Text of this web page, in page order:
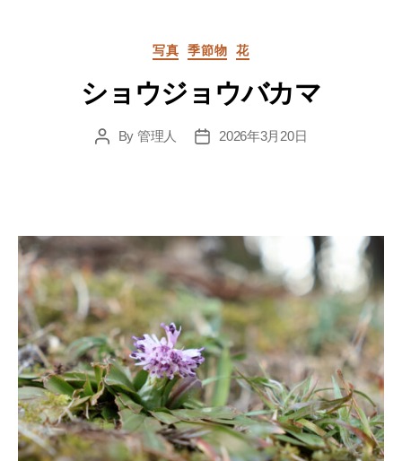
Categories
写真 季節物 花
ショウジョウバカマ
PostBy 管理人
Post2026年3月20日